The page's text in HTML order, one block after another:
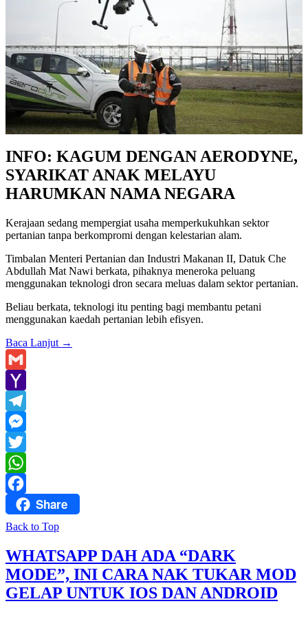
INFO: KAGUM DENGAN AERODYNE,
SYARIKAT ANAK MELAYU
HARUMKAN NAMA NEGARA
Kerajaan sedang mempergiat usaha memperkukuhkan sektor
pertanian tanpa berkompromi dengan kelestarian alam.
Timbalan Menteri Pertanian dan Industri Makanan II, Datuk Che
Abdullah Mat Nawi berkata, pihaknya meneroka peluang
menggunakan teknologi dron secara meluas dalam sektor pertanian.
Beliau berkata, teknologi itu penting bagi membantu petani
menggunakan kaedah pertanian lebih efisyen.
Baca Lanjut →
Gmail
Yahoo
Mail
Telegram
Messenger
Twitter
WhatsApp
FacebookShare
Back to Top
WHATSAPP DAH ADA “DARK
MODE”, INI CARA NAK TUKAR MOD
GELAP UNTUK IOS DAN ANDROID